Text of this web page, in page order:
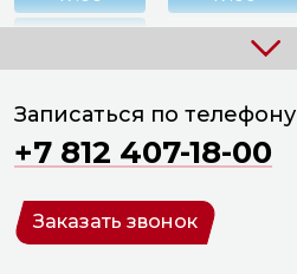
19:00
18:00
19:00
20:00
Записаться по телефону
+7 812 407-18-00
Заказать звонок